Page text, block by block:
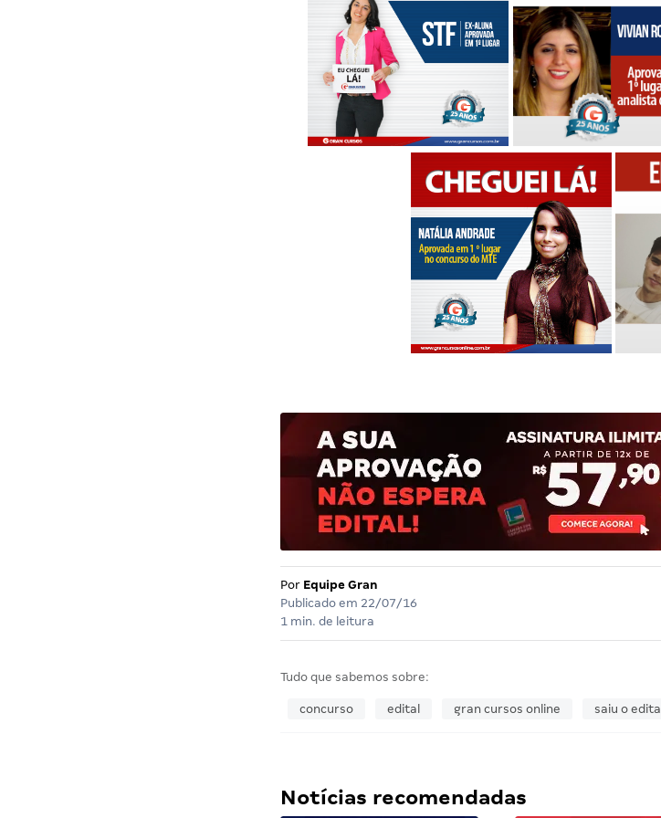
Por Equipe Gran
Publicado em 22/07/16
1 min. de leitura
Tudo que sabemos sobre:
concurso edital gran cursos online saiu o edital
Notícias recomendadas